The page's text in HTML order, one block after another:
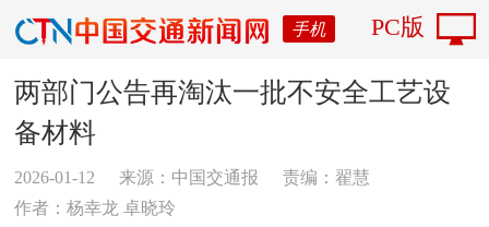
手机 PC版
两部门公告再淘汰一批不安全工艺设
备材料
2026-01-12 来源：中国交通报
责编：翟慧
作者：杨幸龙 卓晓玲